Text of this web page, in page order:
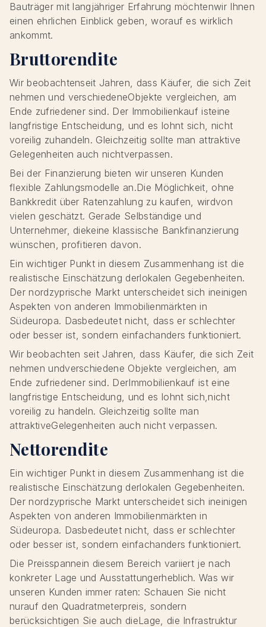
Bauträger mit langjähriger Erfahrung möchtenwir Ihnen
einen ehrlichen Einblick geben, worauf es wirklich
ankommt.
Bruttorendite
Wir beobachtenseit Jahren, dass Käufer, die sich Zeit
nehmen und verschiedeneObjekte vergleichen, am
Ende zufriedener sind. Der Immobilienkauf isteine
langfristige Entscheidung, und es lohnt sich, nicht
voreilig zuhandeln. Gleichzeitig sollte man attraktive
Gelegenheiten auch nichtverpassen.
Bei der Finanzierung bieten wir unseren Kunden
flexible Zahlungsmodelle an.Die Möglichkeit, ohne
Bankkredit über Ratenzahlung zu kaufen, wirdvon
vielen geschätzt. Gerade Selbständige und
Unternehmer, diekeine klassische Bankfinanzierung
wünschen, profitieren davon.
Ein wichtiger Punkt in diesem Zusammenhang ist die
realistische Einschätzung derlokalen Gegebenheiten.
Der nordzyprische Markt unterscheidet sich ineinigen
Aspekten von anderen Immobilienmärkten in
Südeuropa. Dasbedeutet nicht, dass er schlechter
oder besser ist, sondern einfachanders funktioniert.
Wir beobachten seit Jahren, dass Käufer, die sich Zeit
nehmen undverschiedene Objekte vergleichen, am
Ende zufriedener sind. DerImmobilienkauf ist eine
langfristige Entscheidung, und es lohnt sich,nicht
voreilig zu handeln. Gleichzeitig sollte man
attraktiveGelegenheiten auch nicht verpassen.
Nettorendite
Ein wichtiger Punkt in diesem Zusammenhang ist die
realistische Einschätzung derlokalen Gegebenheiten.
Der nordzyprische Markt unterscheidet sich ineinigen
Aspekten von anderen Immobilienmärkten in
Südeuropa. Dasbedeutet nicht, dass er schlechter
oder besser ist, sondern einfachanders funktioniert.
Die Preisspannein diesem Bereich variiert je nach
konkreter Lage und Ausstattungerheblich. Was wir
unseren Kunden immer raten: Schauen Sie nicht
nurauf den Quadratmeterpreis, sondern
berücksichtigen Sie auch dieLage, die Infrastruktur